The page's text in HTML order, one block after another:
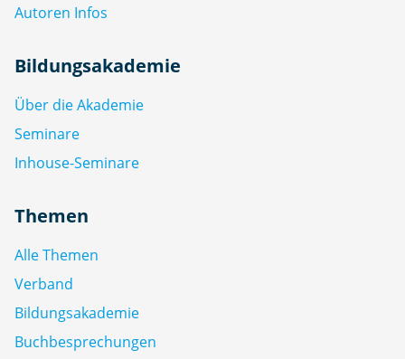
Autoren Infos
Bildungsakademie
Über die Akademie
Seminare
Inhouse-Seminare
Themen
Alle Themen
Verband
Bildungsakademie
Buchbesprechungen